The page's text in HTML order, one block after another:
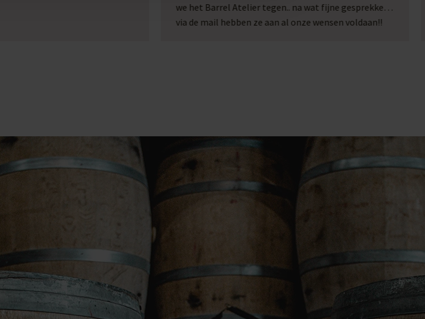
we het Barrel Atelier tegen.. na wat fijne gesprekken
via de mail hebben ze aan al onze wensen voldaan!!